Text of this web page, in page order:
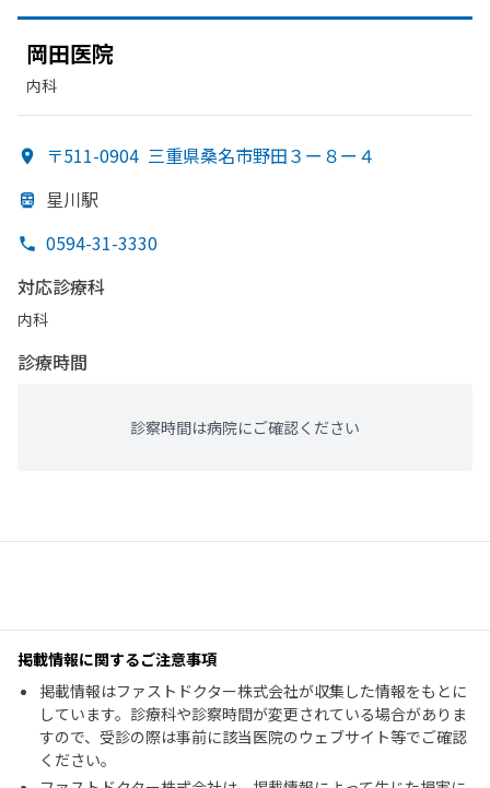
岡田医院
内科
〒511-0904 三重県桑名市野田３ー８ー４
星川駅
0594-31-3330
対応診療科
内科
診療時間
診察時間は病院にご確認ください
掲載情報に関するご注意事項
掲載情報はファストドクター株式会社が収集した情報をもとに
しています。診療科や診察時間が変更されている場合がありま
すので、受診の際は事前に該当医院のウェブサイト等でご確認
ください。